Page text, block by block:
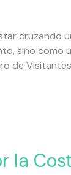
cruzando
sino como
de Visitantes
la